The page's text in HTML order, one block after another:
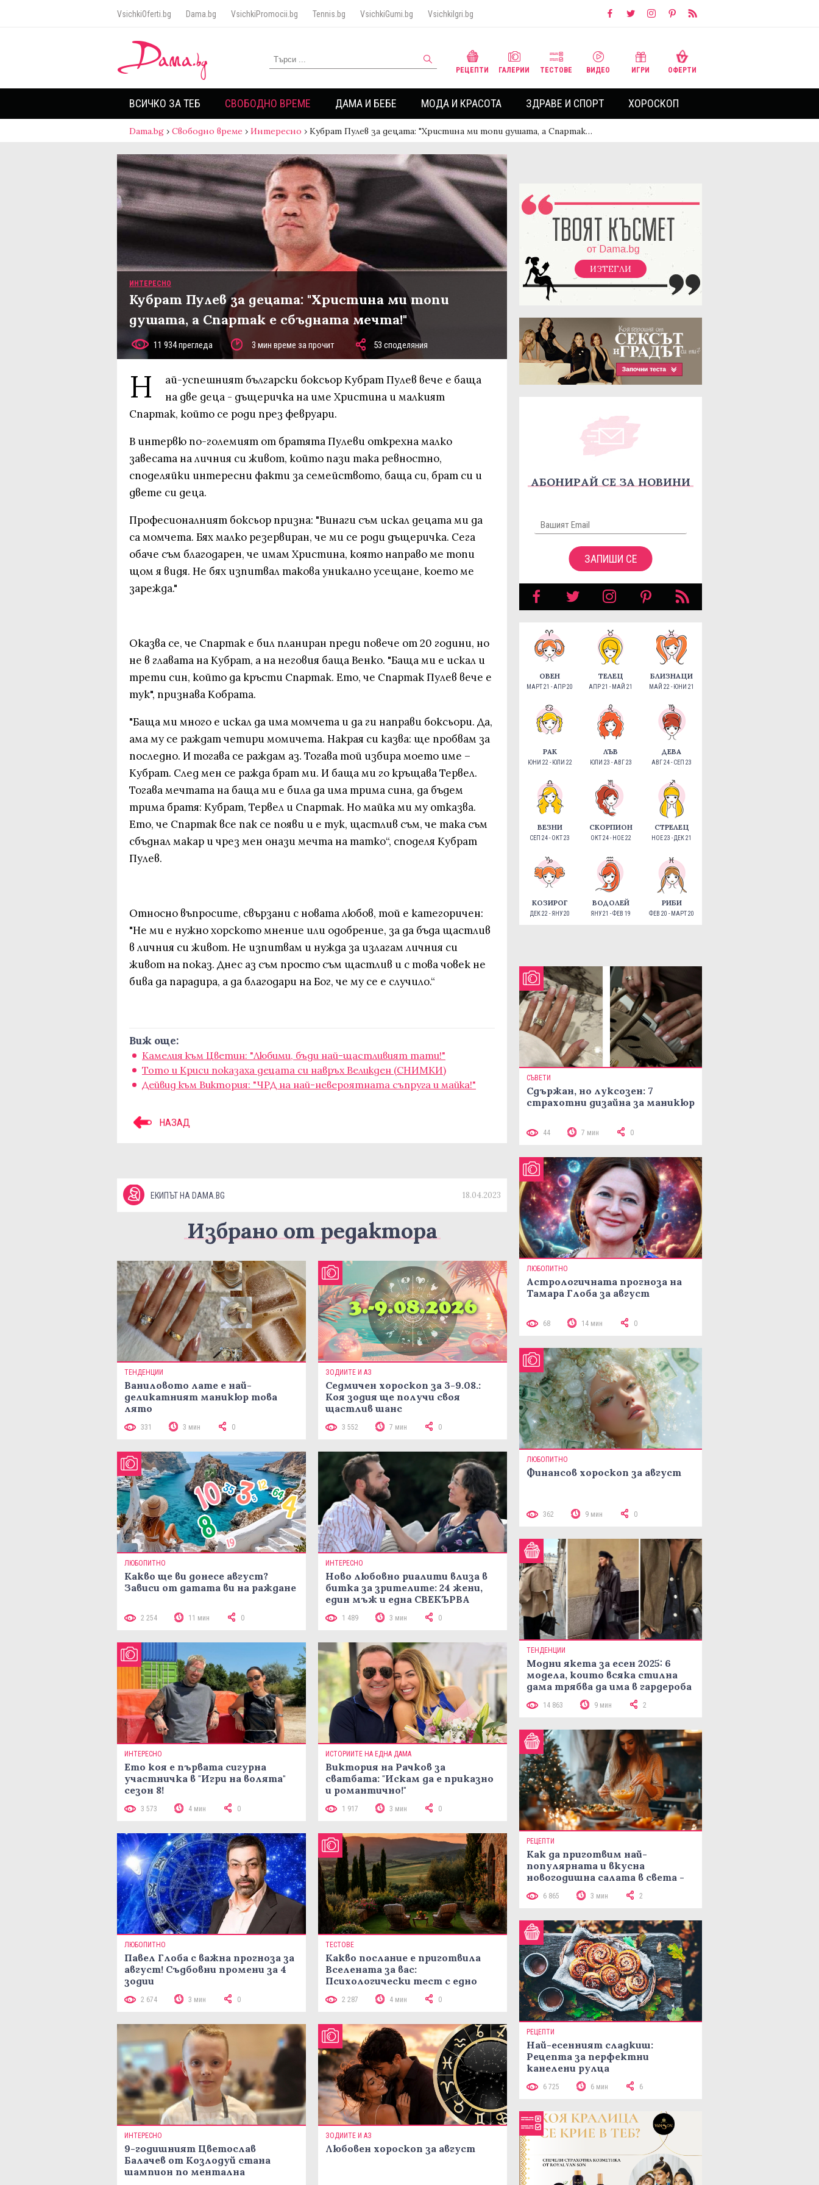
VsichkiOferti.bg Dama.bg VsichkiPromocii.bg Tennis.bg VsichkiGumi.bg VsichkiIgri.bg
РЕЦЕПТИ ГАЛЕРИИ ТЕСТОВЕ ВИДЕО ИГРИ ОФЕРТИ
ВСИЧКО ЗА ТЕБ СВОБОДНО ВРЕМЕ ДАМА И БЕБЕ МОДА И КРАСОТА ЗДРАВЕ И СПОРТ ХОРОСКОП
Dama.bg › Свободно време › Интересно › Кубрат Пулев за децата: "Христина ми топи душата, а Спартак…
ИНТЕРЕСНО
Кубрат Пулев за децата: "Христина ми топи
душата, а Спартак е сбъдната мечта!"
11 934 прегледа 3 мин време за прочит 53 споделяния
Н
ай-успешният български боксьор Кубрат Пулев вече е баща
на две деца - дъщеричка на име Христина и малкият
Спартак, който се роди през февруари.
В интервю по-големият от братята Пулеви открехна малко
завесата на личния си живот, който пази така ревностно,
споделяйки интересни факти за семейството, баща си, брат си и
двете си деца.
Професионалният боксьор призна: "Винаги съм искал децата ми да
са момчета. Бях малко резервиран, че ми се роди дъщеричка. Сега
обаче съм благодарен, че имам Христина, която направо ме топи
щом я видя. Не бях изпитвал такова уникално усещане, което ме
зарежда."
Оказва се, че Спартак е бил планиран преди повече от 20 години, но
не в главата на Кубрат, а на неговия баща Венко. "Баща ми е искал и
трети син, който да кръсти Спартак. Ето, че Спартак Пулев вече е
тук", признава Кобрата.
"Баща ми много е искал да има момчета и да ги направи боксьори. Да,
ама му се раждат четири момичета. Накрая си казва: ще пробвам за
последно. И тогава се раждам аз. Тогава той избира моето име –
Кубрат. След мен се ражда брат ми. И баща ми го кръщава Тервел.
Тогава мечтата на баща ми е била да има трима сина, да бъдем
трима братя: Кубрат, Тервел и Спартак. Но майка ми му отказва.
Ето, че Спартак все пак се появи и е тук, щастлив съм, че така съм
сбъднал макар и чрез мен онази мечта на татко“, споделя Кубрат
Пулев.
Относно въпросите, свързани с новата любов, той е категоричен:
"Не ми е нужно хорското мнение или одобрение, за да бъда щастлив
в личния си живот. Не изпитвам и нужда за излагам личния си
живот на показ. Днес аз съм просто съм щастлив и с това човек не
бива да парадира, а да благодари на Бог, че му се е случило.“
Виж още:
Камелия към Цветин: "Любими, бъди най-щастливият тати!"
Тото и Криси показаха децата си навръх Великден (СНИМКИ)
Дейвид към Виктория: "ЧРД на най-невероятната съпруга и майка!"
НАЗАД
ЕКИПЪТ НА DAMA.BG 18.04.2023
Избрано от редактора
ТЕНДЕНЦИИ
Ваниловото лате е най-
деликатният маникюр това
лято
331 3 мин 0
ЗОДИИТЕ И АЗ
Седмичен хороскоп за 3-9.08.:
Коя зодия ще получи своя
щастлив шанс
3 552 7 мин 0
ЛЮБОПИТНО
Какво ще ви донесе август?
Зависи от датата ви на ражданe
2 254 11 мин 0
ИНТЕРЕСНО
Ново любовно риалити влиза в
битка за зрителите: 24 жени,
един мъж и една СВЕКЪРВА
1 489 3 мин 0
ИНТЕРЕСНО
Ето коя е първата сигурна
участничка в "Игри на волята"
сезон 8!
3 573 4 мин 0
ИСТОРИИТЕ НА ЕДНА ДАМА
Виктория на Рачков за
сватбата: "Искам да е приказно
и романтично!"
1 917 3 мин 0
ЛЮБОПИТНО
Павел Глоба с важна прогноза за
август! Съдбовни промени за 4
зодии
2 674 3 мин 0
ТЕСТОВЕ
Какво послание е приготвила
Вселената за вас:
Психологически тест с едно
2 287 4 мин 0
ИНТЕРЕСНО
9-годишният Цветослав
Балачев от Козлодуй стана
шампион по ментална
ЗОДИИТЕ И АЗ
Любовен хороскоп за август
ИЗТЕГЛИ
АБОНИРАЙ СЕ ЗА НОВИНИ
ЗАПИШИ СЕ
ОВЕН
МАРТ 21 - АПР 20
ТЕЛЕЦ
АПР 21 - МАЙ 21
БЛИЗНАЦИ
МАЙ 22 - ЮНИ 21
РАК
ЮНИ 22 - ЮЛИ 22
ЛЪВ
ЮЛИ 23 - АВГ 23
ДЕВА
АВГ 24 - СЕП 23
ВЕЗНИ
СЕП 24 - ОКТ 23
СКОРПИОН
ОКТ 24 - НОЕ 22
СТРЕЛЕЦ
НОЕ 23 - ДЕК 21
КОЗИРОГ
ДЕК 22 - ЯНУ 20
ВОДОЛЕЙ
ЯНУ 21 - ФЕВ 19
РИБИ
ФЕВ 20 - МАРТ 20
СЪВЕТИ
Сдържан, но луксозен: 7
страхотни дизайна за маникюр
44 7 мин 0
ЛЮБОПИТНО
Астрологичната прогноза на
Тамара Глоба за август
68 14 мин 0
ЛЮБОПИТНО
Финансов хороскоп за август
362 9 мин 0
ТЕНДЕНЦИИ
Модни якета за есен 2025: 6
модела, които всяка стилна
дама трябва да има в гардероба
14 863 9 мин 2
РЕЦЕПТИ
Как да приготвим най-
популярната и вкусна
новогодишна салата в света -
рецепта Мимоза
6 865 3 мин 2
РЕЦЕПТИ
Най-есенният сладкиш:
Рецепта за перфектни
канелени рулца
6 725 6 мин 6